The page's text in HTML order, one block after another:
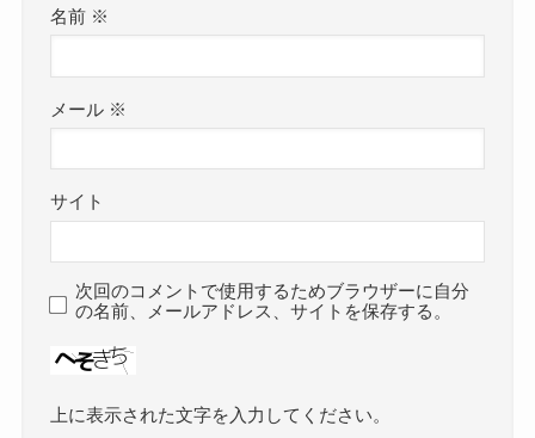
名前 ※
メール ※
サイト
次回のコメントで使用するためブラウザーに自分
の名前、メールアドレス、サイトを保存する。
上に表示された文字を入力してください。